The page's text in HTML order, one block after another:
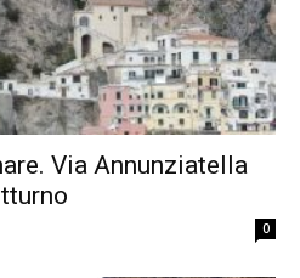
Via Annunziatella
0